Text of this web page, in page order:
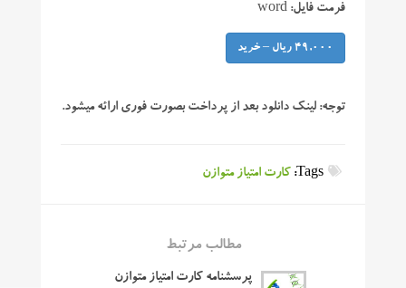
فرمت فایل: word
49,000 ریال – خرید
توجه: لینک دانلود بعد از پرداخت بصورت فوری ارائه میشود.
Tags: کارت امتیاز متوازن
مطالب مرتبط
پرسشنامه کارت امتیاز متوازن